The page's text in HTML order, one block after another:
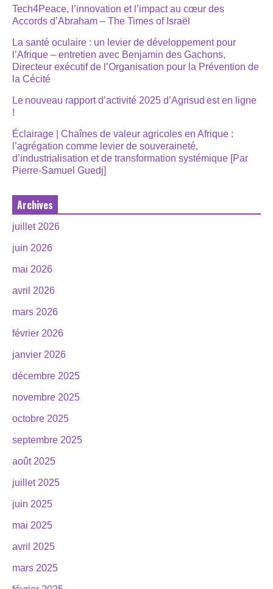
Tech4Peace, l’innovation et l’impact au cœur des
Accords d’Abraham – The Times of Israël
La santé oculaire : un levier de développement pour
l’Afrique – entretien avec Benjamin des Gachons,
Directeur exécutif de l’Organisation pour la Prévention de
la Cécité
Le nouveau rapport d’activité 2025 d’Agrisud est en ligne
!
Éclairage | Chaînes de valeur agricoles en Afrique :
l’agrégation comme levier de souveraineté,
d’industrialisation et de transformation systémique [Par
Pierre-Samuel Guedj]
Archives
juillet 2026
juin 2026
mai 2026
avril 2026
mars 2026
février 2026
janvier 2026
décembre 2025
novembre 2025
octobre 2025
septembre 2025
août 2025
juillet 2025
juin 2025
mai 2025
avril 2025
mars 2025